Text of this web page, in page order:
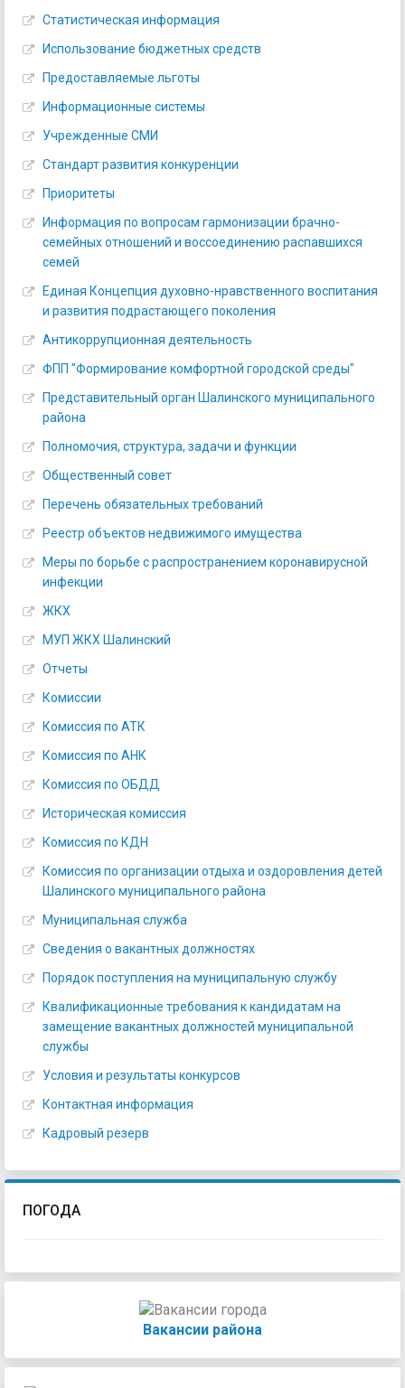
Статистическая информация
Использование бюджетных средств
Предоставляемые льготы
Информационные системы
Учрежденные СМИ
Стандарт развития конкуренции
Приоритеты
Информация по вопросам гармонизации брачно-
семейных отношений и воссоединению распавшихся
семей
Единая Концепция духовно-нравственного воспитания
и развития подрастающего поколения
Антикоррупционная деятельность
ФПП "Формирование комфортной городской среды"
Представительный орган Шалинского муниципального
района
Полномочия, структура, задачи и функции
Общественный совет
Перечень обязательных требований
Реестр объектов недвижимого имущества
Меры по борьбе с распространением коронавирусной
инфекции
ЖКХ
МУП ЖКХ Шалинский
Отчеты
Комиссии
Комиссия по АТК
Комиссия по АНК
Комиссия по ОБДД
Историческая комиссия
Комиссия по КДН
Комиссия по организации отдыха и оздоровления детей
Шалинского муниципального района
Муниципальная служба
Сведения о вакантных должностях
Порядок поступления на муниципальную службу
Квалификационные требования к кандидатам на
замещение вакантных должностей муниципальной
службы
Условия и результаты конкурсов
Контактная информация
Кадровый резерв
ПОГОДА
Вакансии района